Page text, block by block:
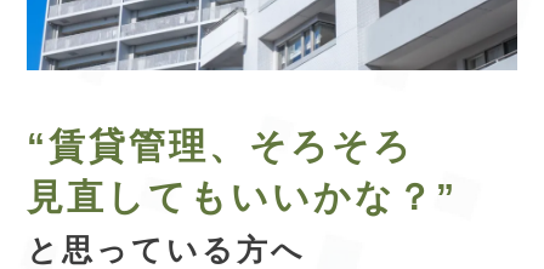
“賃貸管理、 そろそろ
見直してもいいかな？”
と思っている方へ